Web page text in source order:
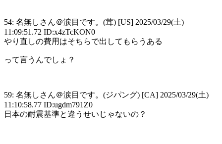
54: 名無しさん＠涙目です。(茸) [US] 2025/03/29(土)
11:09:51.72 ID:x4zTcKON0
やり直しの費用はそちらで出してもらうある
って言うんでしょ？
59: 名無しさん＠涙目です。(ジパング) [CA] 2025/03/29(土)
11:10:58.77 ID:ugdm791Z0
日本の耐震基準と違うせいじゃないの？